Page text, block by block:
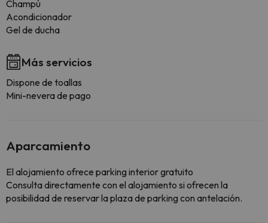
Champú
Acondicionador
Gel de ducha
Más servicios
Dispone de toallas
Mini-nevera de pago
Aparcamiento
El alojamiento ofrece parking interior gratuito
Consulta directamente con el alojamiento si ofrecen la
posibilidad de reservar la plaza de parking con antelación.